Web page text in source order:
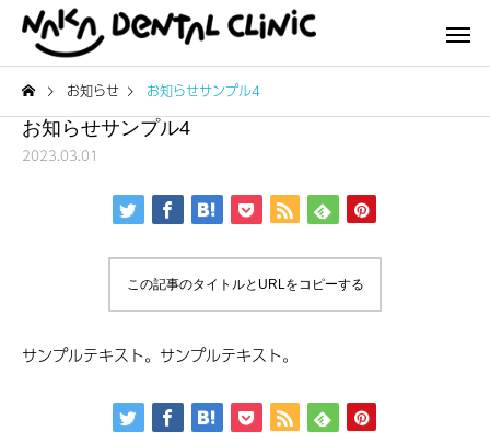
お知らせ お知らせサンプル4
お知らせサンプル4
2023.03.01
この記事のタイトルとURLをコピーする
サンプルテキスト。サンプルテキスト。